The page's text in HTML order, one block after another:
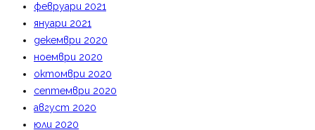
февруари 2021
януари 2021
декември 2020
ноември 2020
октомври 2020
септември 2020
август 2020
юли 2020